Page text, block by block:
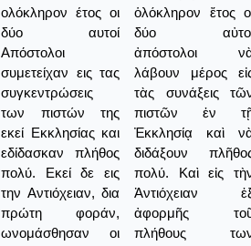
ολόκληρον έτος οι
δύο αυτοί
Απόστολοι
συμετείχαν εις τας
συγκεντρώσεις
των πιστών της
εκεί Εκκλησίας και
εδίδασκαν πλήθος
πολύ. Εκεί δε εις
την Αντιόχειαν, δια
πρώτη φοράν,
ωνομάσθησαν οι
ὁλόκληρον ἔτος
δύο
ἀπόστολοι
λάβουν μέρος
τὰς συνάξεις
πιστῶν ἐν
Ἐκκλησίᾳ καὶ
διδάξουν
πολύ. Καὶ εἰς
Ἀντιόχειαν
ἀφορμῆς
πλήθους